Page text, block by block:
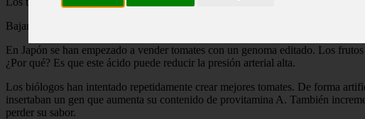
Bajando la presión
En Japón se han empezado a vender tomates con un genoma editado. Los
¿Por qué? Es que este ácido puede reducir la presión arterial alta.
Los biólogos han intentado repetidamente crear mejores tomates. De forma
insertaban un gen que aumenta su contenido de provitamina A. También
perder su sabor.